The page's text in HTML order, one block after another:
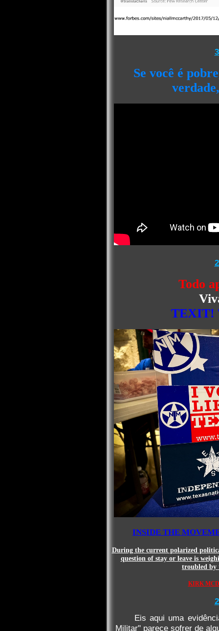
Se você é
Todo
TEXIT!
INSIDE THE
During the current polarized
question of stay or leave is
troubled by
KIRK
Eis aqui uma
Militar" parece sofrer de